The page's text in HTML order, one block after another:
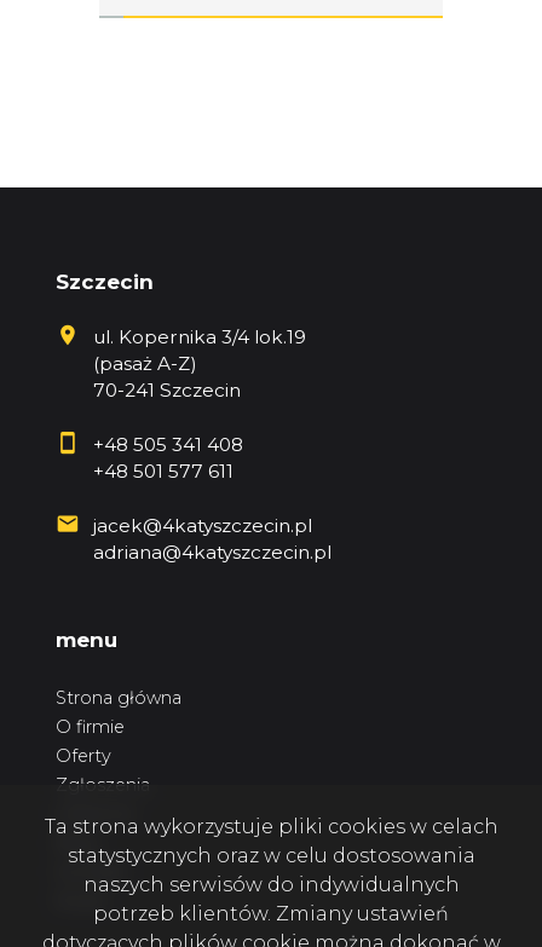
Szczecin
ul. Kopernika 3/4 lok.19
(pasaż A-Z)
70-241 Szczecin
+48 505 341 408
+48 501 577 611
jacek@4katyszczecin.pl
adriana@4katyszczecin.pl
menu
Strona główna
O firmie
Oferty
Zgłoszenia
Kontakt
Ta strona wykorzystuje pliki cookies w celach
statystycznych oraz w celu dostosowania
naszych serwisów do indywidualnych
potrzeb klientów. Zmiany ustawień
dotyczących plików cookie można dokonać w